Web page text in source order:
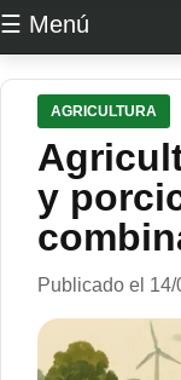
☰ Menú
AGRICULTURA
y
Publicado el 14/